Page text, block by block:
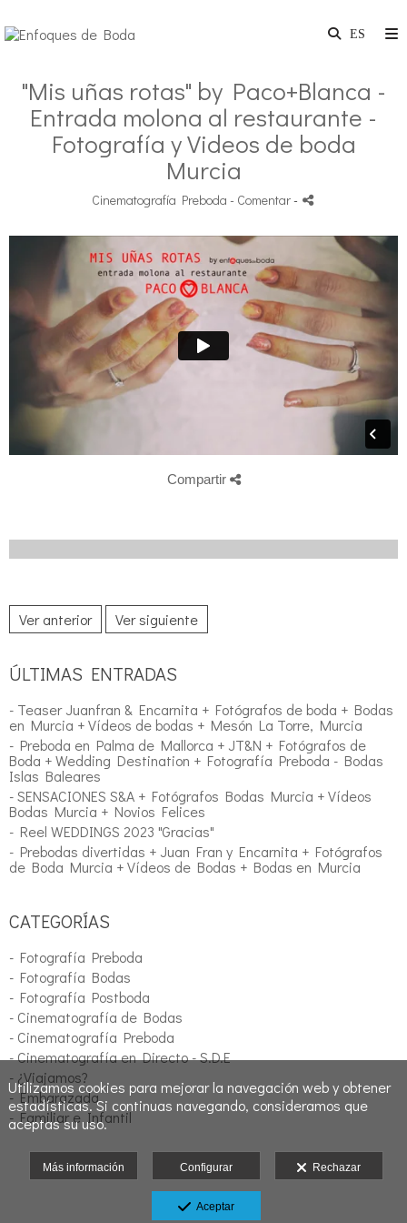
"Mis uñas rotas" by Paco+Blanca -
Entrada molona al restaurante -
Fotografía y Videos de boda
Murcia
Cinematografía Preboda - Comentar-
Compartir
Ver anterior Ver siguiente
ÚLTIMAS ENTRADAS
- Teaser Juanfran & Encarnita + Fotógrafos de boda + Bodas
en Murcia + Vídeos de bodas + Mesón La Torre, Murcia
- Preboda en Palma de Mallorca + JT&N + Fotógrafos de
Boda + Wedding Destination + Fotografía Preboda - Bodas
Islas Baleares
- SENSACIONES S&A + Fotógrafos Bodas Murcia + Vídeos
Bodas Murcia + Novios Felices
- Reel WEDDINGS 2023 "Gracias"
- Prebodas divertidas + Juan Fran y Encarnita + Fotógrafos
de Boda Murcia + Vídeos de Bodas + Bodas en Murcia
CATEGORÍAS
- Fotografía Preboda
- Fotografía Bodas
- Fotografía Postboda
- Cinematografía de Bodas
- Cinematografía Preboda
- Cinematografía en Directo - S.D.E
- ¿Viajamos?
- Embarazada
- Familiar e Infantil
Utilizamos cookies para mejorar la navegación web y obtener
estadísticas. Si continuas navegando, consideramos que
aceptas su uso.
Más información Configurar Rechazar
Aceptar